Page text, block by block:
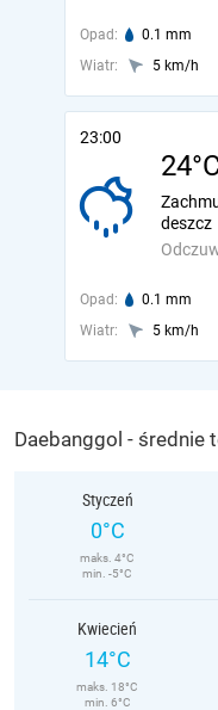
Opad: 0.1 mm
Wiatr:
5 km/h
23:00
deszcz
Opad: 0.1 mm
Wiatr:
5 km/h
Daebanggol - średnie
Styczeń
0°C
maks. 4°C
min. -5°C
Kwiecień
14°C
maks. 18°C
min. 6°C